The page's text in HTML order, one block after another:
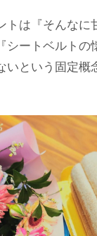
トは『そんなに
シートベルトの
という固定概